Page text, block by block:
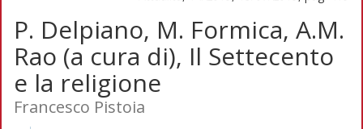
P. Delpiano, M. Formica, A.M.
Rao (a cura di), Il Settecento
e la religione
Francesco Pistoia